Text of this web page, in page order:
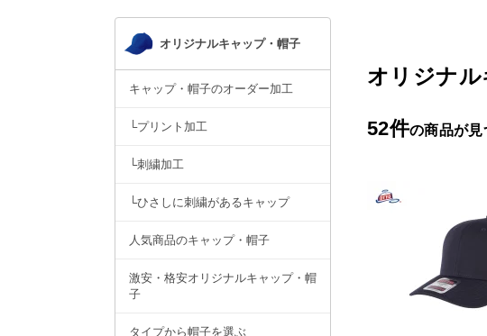
オリジナルキャップ・帽子
キャップ・帽子のオーダー加工
└プリント加工
└刺繍加工
└ひさしに刺繍があるキャップ
人気商品のキャップ・帽子
激安・格安オリジナルキャップ・帽
子
タイプから帽子を選ぶ
オリジナ
52件の商品が見